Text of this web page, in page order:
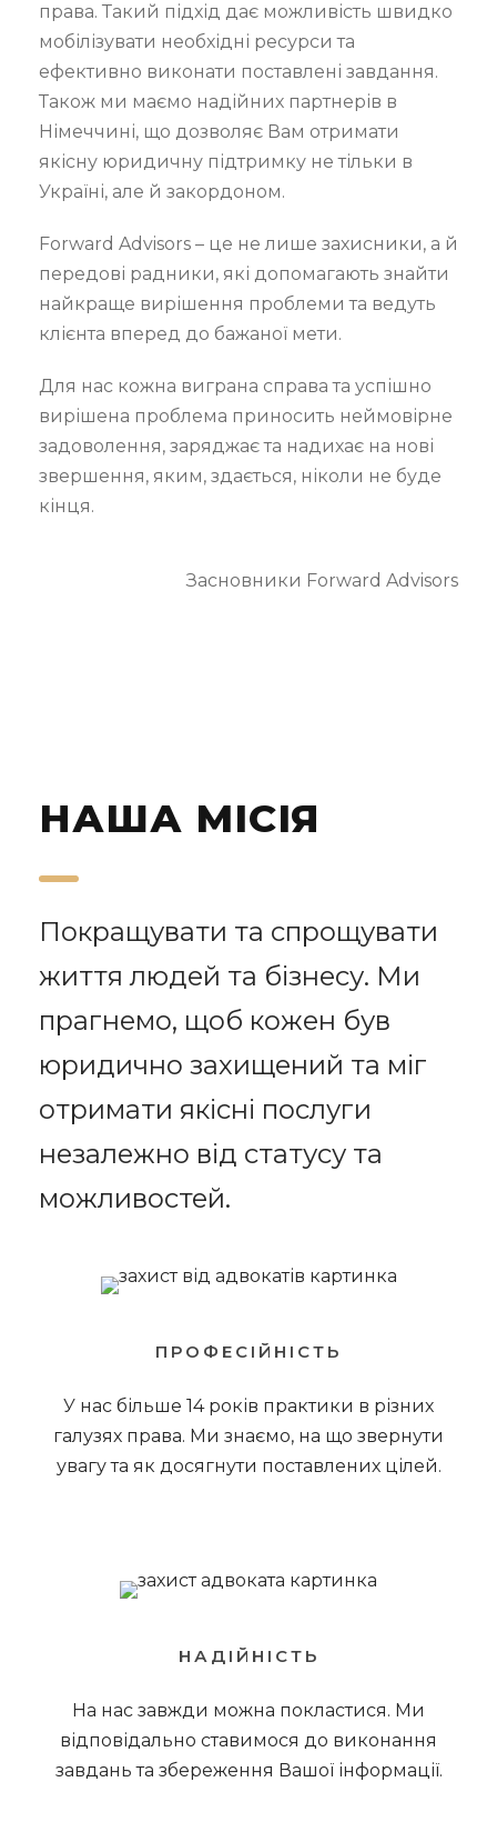
права. Такий підхід дає можливість швидко
мобілізувати необхідні ресурси та
ефективно виконати поставлені завдання.
Також ми маємо надійних партнерів в
Німеччині, що дозволяє Вам отримати
якісну юридичну підтримку не тільки в
Україні, але й закордоном.
Forward Advisors – це не лише захисники, а й
передові радники, які допомагають знайти
найкраще вирішення проблеми та ведуть
клієнта вперед до бажаної мети.
Для нас кожна виграна справа та успішно
вирішена проблема приносить неймовірне
задоволення, заряджає та надихає на нові
звершення, яким, здається, ніколи не буде
кінця.
Засновники Forward Advisors
НАША МІСІЯ
Покращувати та спрощувати
життя людей та бізнесу. Ми
прагнемо, щоб кожен був
юридично захищений та міг
отримати якісні послуги
незалежно від статусу та
можливостей.
ПРОФЕСІЙНІСТЬ
У нас більше 14 років практики в різних
галузях права. Ми знаємо, на що звернути
увагу та як досягнути поставлених цілей.
НАДІЙНІСТЬ
На нас завжди можна покластися. Ми
відповідально ставимося до виконання
завдань та збереження Вашої інформації.